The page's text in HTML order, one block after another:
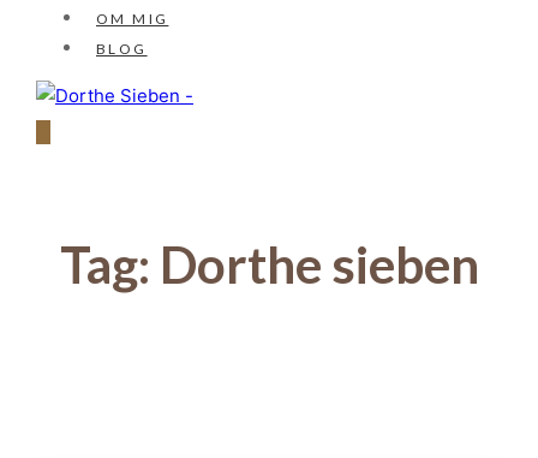
OM MIG
BLOG
Tag: Dorthe sieben